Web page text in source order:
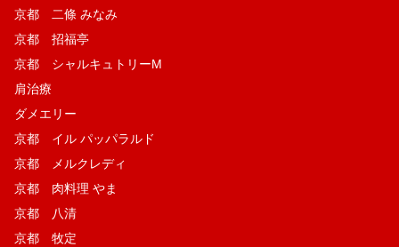
京都 二條 みなみ
京都 招福亭
京都 シャルキュトリーM
肩治療
ダメエリー
京都 イル パッパラルド
京都 メルクレディ
京都 肉料理 やま
京都 八清
京都 牧定